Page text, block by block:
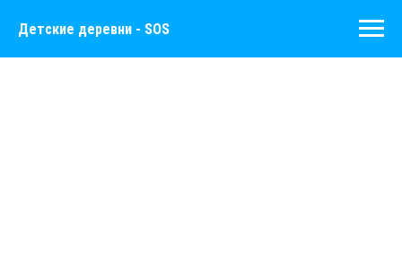
Детские деревни - SOS